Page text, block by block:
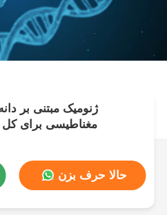
مغناطیسی برای
حالا حرف بزن